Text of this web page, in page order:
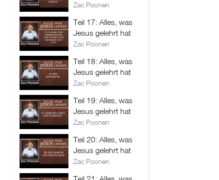
Zac Poonen
Teil 17: Alles, was
Jesus gelehrt hat
Zac Poonen
Teil 18: Alles, was
Jesus gelehrt hat
Zac Poonen
Teil 19: Alles, was
Jesus gelehrt hat
Zac Poonen
Teil 20: Alles, was
Jesus gelehrt hat
Zac Poonen